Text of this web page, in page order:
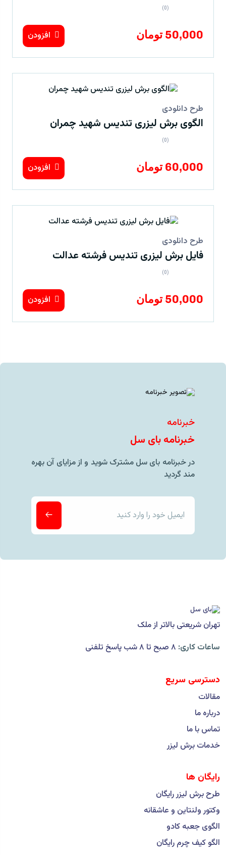
(0)
50,000 تومان افزودن
طرح دانلودی
الگوی برش لیزری تندیس شهید چمران
(0)
60,000 تومان افزودن
طرح دانلودی
فایل برش لیزری تندیس فرشته عدالت
(0)
50,000 تومان افزودن
خبرنامه
خبرنامه بای سل
در خبرنامه بای سل مشترک شوید و از مزایای آن بهره
مند گردید
تهران شریعتی بالاتر از ملک
ساعات کاری: ۸ صبح تا ۸ شب پاسخ تلفنی
دسترسی سریع
مقالات
درباره ما
تماس با ما
خدمات برش لیزر
رایگان ها
طرح برش لیزر رایگان
وکتور ولنتاین و عاشقانه
الگوی جعبه کادو
الگو کیف چرم رایگان